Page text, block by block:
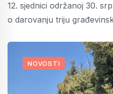
12. sjednici održanoj 30.
o darovanju triju
NOVOSTI